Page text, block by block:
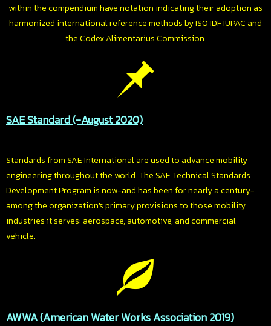
within the compendium have notation indicating their adoption as
harmonized international reference methods by ISO IDF IUPAC and
the Codex Alimentarius Commission.
SAE Standard (-August 2020)
Standards from SAE International are used to advance mobility
engineering throughout the world. The SAE Technical Standards
Development Program is now-and has been for nearly a century-
among the organization's primary provisions to those mobility
industries it serves: aerospace, automotive, and commercial
vehicle.
AWWA (American Water Works Association 2019)